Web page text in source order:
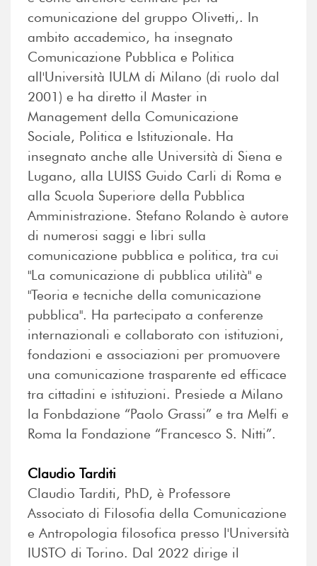
comunicazione del gruppo Olivetti,. In
ambito accademico, ha insegnato
Comunicazione Pubblica e Politica
all'Università IULM di Milano (di ruolo dal
2001) e ha diretto il Master in
Management della Comunicazione
Sociale, Politica e Istituzionale. Ha
insegnato anche alle Università di Siena e
Lugano, alla LUISS Guido Carli di Roma e
alla Scuola Superiore della Pubblica
Amministrazione. Stefano Rolando è autore
di numerosi saggi e libri sulla
comunicazione pubblica e politica, tra cui
"La comunicazione di pubblica utilità" e
"Teoria e tecniche della comunicazione
pubblica". Ha partecipato a conferenze
internazionali e collaborato con istituzioni,
fondazioni e associazioni per promuovere
una comunicazione trasparente ed efficace
tra cittadini e istituzioni. Presiede a Milano
la Fonbdazione “Paolo Grassi” e tra Melfi e
Roma la Fondazione “Francesco S. Nitti”.
Claudio Tarditi
Claudio Tarditi, PhD, è Professore
Associato di Filosofia della Comunicazione
e Antropologia filosofica presso l'Università
IUSTO di Torino. Dal 2022 dirige il